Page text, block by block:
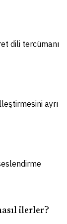
dili tercümanı
ayrı
ilerler?